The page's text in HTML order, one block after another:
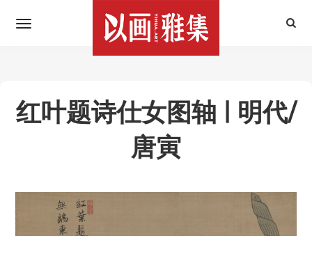
红叶题诗仕女图轴 | 明代/
唐寅